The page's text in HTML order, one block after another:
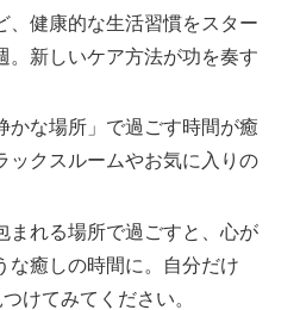
、健康的な生活習慣をスター
。新しいケア方法が功を奏す
かな場所」で過ごす時間が癒
ックスルームやお気に入りの
まれる場所で過ごすと、心が
な癒しの時間に。自分だけ
けてみてください。